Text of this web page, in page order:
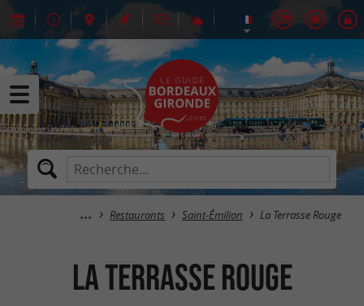
Restaurants Saint-Émilion La Terrasse Rouge
La Terrasse Rouge